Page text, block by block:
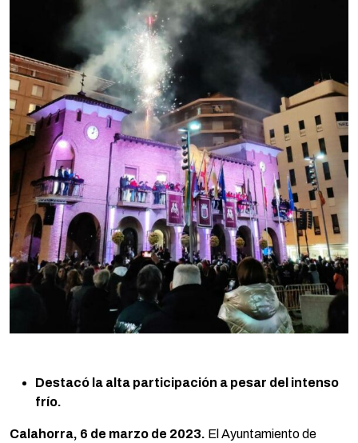
Destacó la alta participación a pesar del intenso
frío.
Calahorra, 6 de marzo de 2023. El Ayuntamiento de